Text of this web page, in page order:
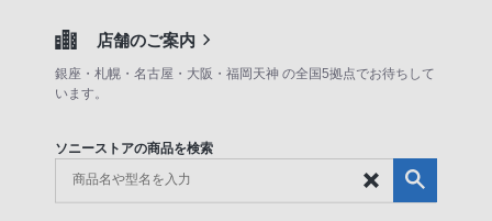
店舗のご案内
銀座・札幌・名古屋・大阪・福岡天神 の全国5拠点でお待ちして
います。
ソニーストアの商品を検索